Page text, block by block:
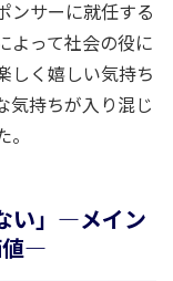
ンサーに就任する
よって社会の役に
しく嬉しい気持ち
気持ちが入り混じ
い」―メイン
値―